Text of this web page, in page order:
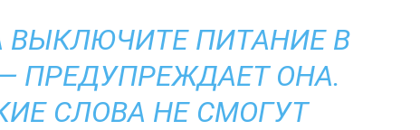
ВЫКЛЮЧИТЕ ПИТАНИЕ В
ПРЕДУПРЕЖДАЕТ ОНА.
СЛОВА НЕ СМОГУТ